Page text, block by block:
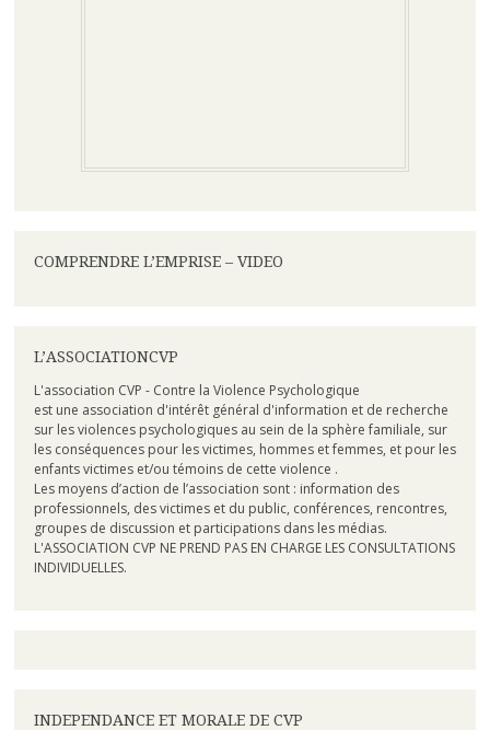
COMPRENDRE L’EMPRISE – VIDEO
L’ASSOCIATIONCVP
L'association CVP - Contre la Violence Psychologique
est une association d'intérêt général d'information et de recherche
sur les violences psychologiques au sein de la sphère familiale, sur
les conséquences pour les victimes, hommes et femmes, et pour les
enfants victimes et/ou témoins de cette violence .
Les moyens d’action de l’association sont : information des
professionnels, des victimes et du public, conférences, rencontres,
groupes de discussion et participations dans les médias.
L'ASSOCIATION CVP NE PREND PAS EN CHARGE LES CONSULTATIONS
INDIVIDUELLES.
INDEPENDANCE ET MORALE DE CVP